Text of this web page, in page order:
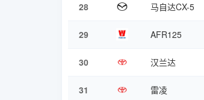
28 马自达CX-5
29 AFR125
30 汉兰达
31 雷凌